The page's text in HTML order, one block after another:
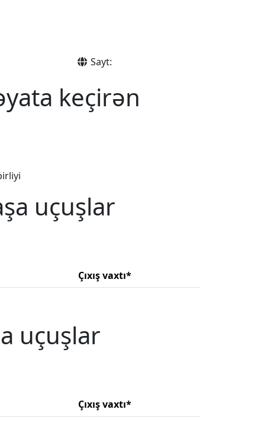
Sayt:
keçirən
uçuşlar
Çıxış vaxtı*
uçuşlar
Çıxış vaxtı*